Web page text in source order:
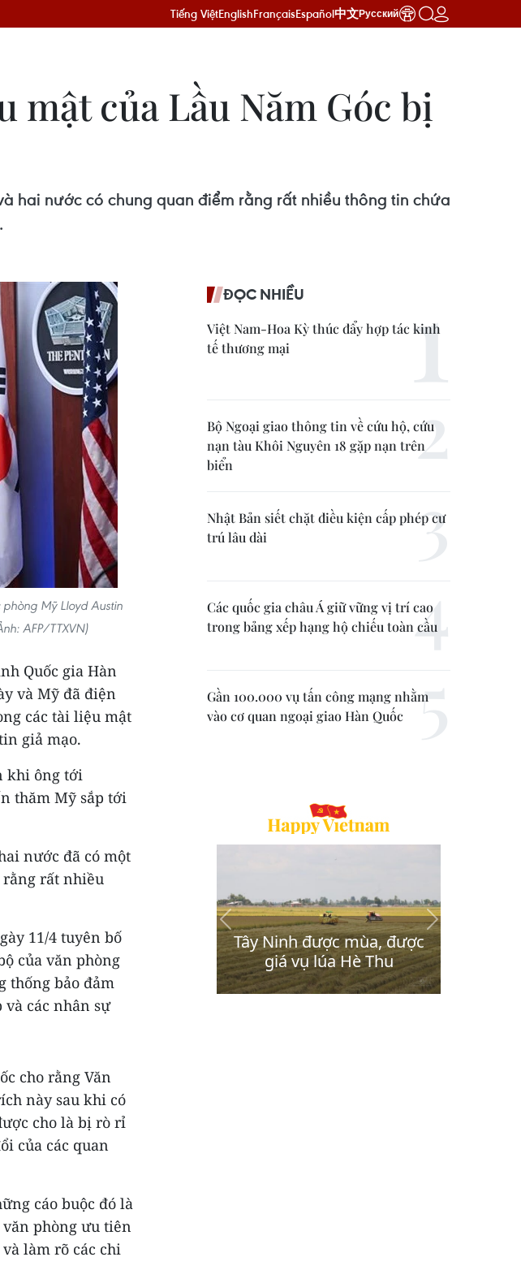
Tiếng ViệtEnglishFrançaisEspañol中文Русский
của Lầu Năm Góc bị
hai nước có chung quan điểm rằng rất nhiều thông tin chứa
Mỹ Lloyd Austin
AFP/TTXVN)
Quốc gia Hàn
và Mỹ đã điện
các tài liệu mật
giả mạo.
khi ông tới
thăm Mỹ sắp tới
nước đã có một
rằng rất nhiều
11/4 tuyên bố
của văn phòng
thống bảo đảm
các nhân sự
cho rằng Văn
này sau khi có
cho là bị rò rỉ
của các quan
cáo buộc đó là
phòng ưu tiên
làm rõ các chi
ĐỌC NHIỀU
Việt Nam-Hoa Kỳ thúc đẩy hợp tác kinh
tế thương mại
Bộ Ngoại giao thông tin về cứu hộ, cứu
nạn tàu Khôi Nguyên 18 gặp nạn trên
biển
Nhật Bản siết chặt điều kiện cấp phép cư
trú lâu dài
Các quốc gia châu Á giữ vững vị trí cao
trong bảng xếp hạng hộ chiếu toàn cầu
Gần 100.000 vụ tấn công mạng nhằm
vào cơ quan ngoại giao Hàn Quốc